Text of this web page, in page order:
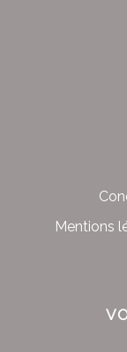
Mentions